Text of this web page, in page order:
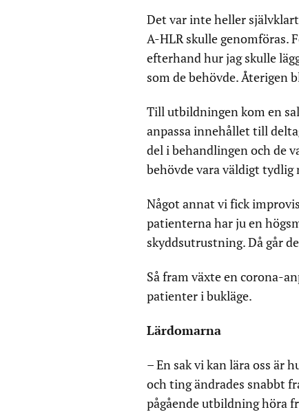
Det var inte heller
A-HLR skulle genomföras.
efterhand hur jag skulle
som de behövde. Återigen
Till utbildningen kom en
anpassa innehållet till
del i behandlingen och de
behövde vara väldigt tydlig
Något annat vi fick
patienterna har ju en
skyddsutrustning. Då går
Så fram växte en corona-
patienter i bukläge.
Lärdomarna
– En sak vi kan lära oss är
och ting ändrades snabbt
pågående utbildning höra